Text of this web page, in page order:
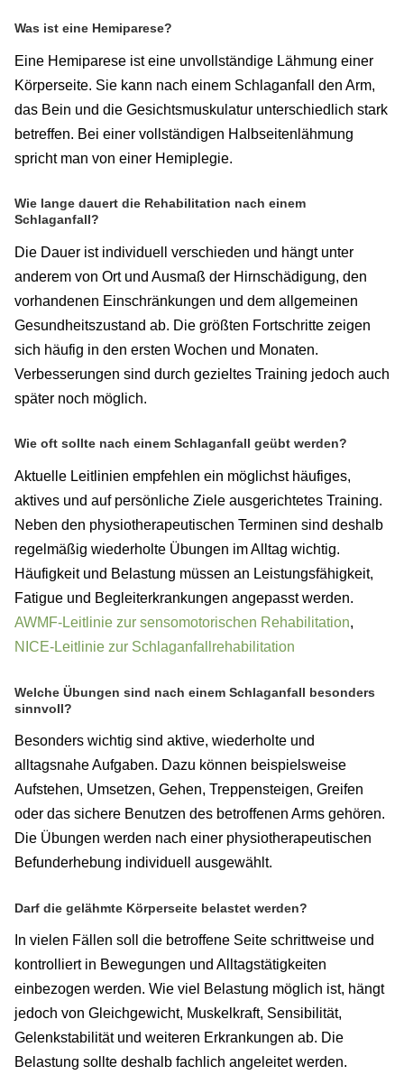
Was ist eine Hemiparese?
Eine Hemiparese ist eine unvollständige Lähmung einer
Körperseite. Sie kann nach einem Schlaganfall den Arm,
das Bein und die Gesichtsmuskulatur unterschiedlich stark
betreffen. Bei einer vollständigen Halbseitenlähmung
spricht man von einer Hemiplegie.
Wie lange dauert die Rehabilitation nach einem
Schlaganfall?
Die Dauer ist individuell verschieden und hängt unter
anderem von Ort und Ausmaß der Hirnschädigung, den
vorhandenen Einschränkungen und dem allgemeinen
Gesundheitszustand ab. Die größten Fortschritte zeigen
sich häufig in den ersten Wochen und Monaten.
Verbesserungen sind durch gezieltes Training jedoch auch
später noch möglich.
Wie oft sollte nach einem Schlaganfall geübt werden?
Aktuelle Leitlinien empfehlen ein möglichst häufiges,
aktives und auf persönliche Ziele ausgerichtetes Training.
Neben den physiotherapeutischen Terminen sind deshalb
regelmäßig wiederholte Übungen im Alltag wichtig.
Häufigkeit und Belastung müssen an Leistungsfähigkeit,
Fatigue und Begleiterkrankungen angepasst werden.
AWMF-Leitlinie zur sensomotorischen Rehabilitation,
NICE-Leitlinie zur Schlaganfallrehabilitation
Welche Übungen sind nach einem Schlaganfall besonders
sinnvoll?
Besonders wichtig sind aktive, wiederholte und
alltagsnahe Aufgaben. Dazu können beispielsweise
Aufstehen, Umsetzen, Gehen, Treppensteigen, Greifen
oder das sichere Benutzen des betroffenen Arms gehören.
Die Übungen werden nach einer physiotherapeutischen
Befunderhebung individuell ausgewählt.
Darf die gelähmte Körperseite belastet werden?
In vielen Fällen soll die betroffene Seite schrittweise und
kontrolliert in Bewegungen und Alltagstätigkeiten
einbezogen werden. Wie viel Belastung möglich ist, hängt
jedoch von Gleichgewicht, Muskelkraft, Sensibilität,
Gelenkstabilität und weiteren Erkrankungen ab. Die
Belastung sollte deshalb fachlich angeleitet werden.